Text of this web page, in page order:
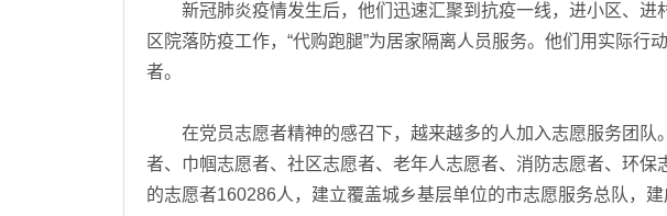
新冠肺炎疫情发生后，他们迅速汇聚到抗疫一线，进小区、进
区院落防疫工作，“代购跑腿”为居家隔离人员服务。他们用实际行
者。
在党员志愿者精神的感召下，越来越多的人加入志愿服务团队
者、巾帼志愿者、社区志愿者、老年人志愿者、消防志愿者、环
的志愿者160286人，建立覆盖城乡基层单位的市志愿服务总队，